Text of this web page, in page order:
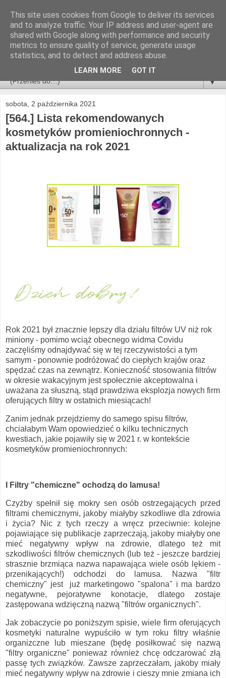
▼
sobota, 2 października 2021
[564.] Lista rekomendowanych
kosmetyków promieniochronnych -
aktualizacja na rok 2021
Rok 2021 był znacznie lepszy dla działu filtrów UV niż rok
miniony - pomimo wciąż obecnego widma Covidu
zaczęliśmy odnajdywać się w tej rzeczywistości a tym
samym - ponownie podróżować do ciepłych krajów oraz
spędzać czas na zewnątrz. Konieczność stosowania filtrów
w okresie wakacyjnym jest społecznie akceptowalna i
uważana za słuszną, stąd prawdziwa eksplozja nowych firm
oferujących filtry w ostatnich miesiącach!
Zanim jednak przejdziemy do samego spisu filtrów,
chciałabym Wam opowiedzieć o kilku technicznych
kwestiach, jakie pojawiły się w 2021 r. w kontekście
kosmetyków promieniochronnych:
I Filtry "chemiczne" ochodzą do lamusa!
Czyżby spełnił się mokry sen osób ostrzegających przed
filtrami chemicznymi, jakoby miałyby szkodliwe dla zdrowia
i życia? Nic z tych rzeczy a wręcz przeciwnie: kolejne
pojawiające się publikacje zaprzeczają, jakoby miałyby one
mieć negatywny wpływ na zdrowie, dlatego też mit
szkodliwości filtrów chemicznych (lub też - jeszcze bardziej
strasznie brzmiąca nazwa napawająca wiele osób lękiem -
przenikających!) odchodzi do lamusa. Nazwa "filtr
chemiczny" jest już marketingowo "spalona" i ma bardzo
negatywne, pejoratywne konotacje, dlatego zostaje
zastępowana wdzięczną nazwą "filtrów organicznych".
Jak zobaczycie po poniższym spisie, wiele firm oferujących
kosmetyki naturalne wypuściło w tym roku filtry właśnie
organizczne lub mieszane (będę posiłkować się nazwą
"filtry organiczne" ponieważ również chcę odczarować złą
passę tych związków. Zawsze zaprzeczałam, jakoby miały
mieć negatywny wpływ na zdrowie i cieszy mnie zmiana ich
This site uses cookies from Google to deliver its services
and to analyze traffic. Your IP address and user-agent are
shared with Google along with performance and security
metrics to ensure quality of service, generate usage
statistics, and to detect and address abuse.
LEARN MORE GOT IT